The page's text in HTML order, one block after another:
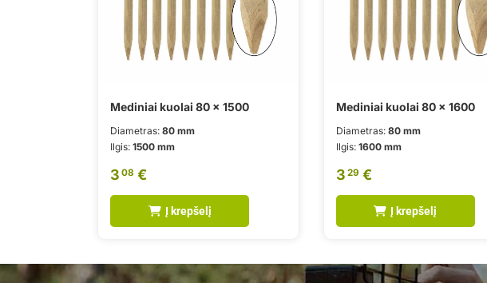
Mediniai kuolai 80 x 1500
Diametras: 80 mm
Ilgis: 1500 mm
3 08 €
Į krepšelį
Mediniai kuolai 80 x 1600
Diametras: 80 mm
Ilgis: 1600 mm
3 29 €
Į krepšelį